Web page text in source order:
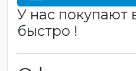
У нас покупают
быстро !